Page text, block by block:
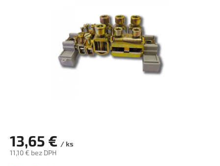
13,65 € / ks
11,10 € bez DPH